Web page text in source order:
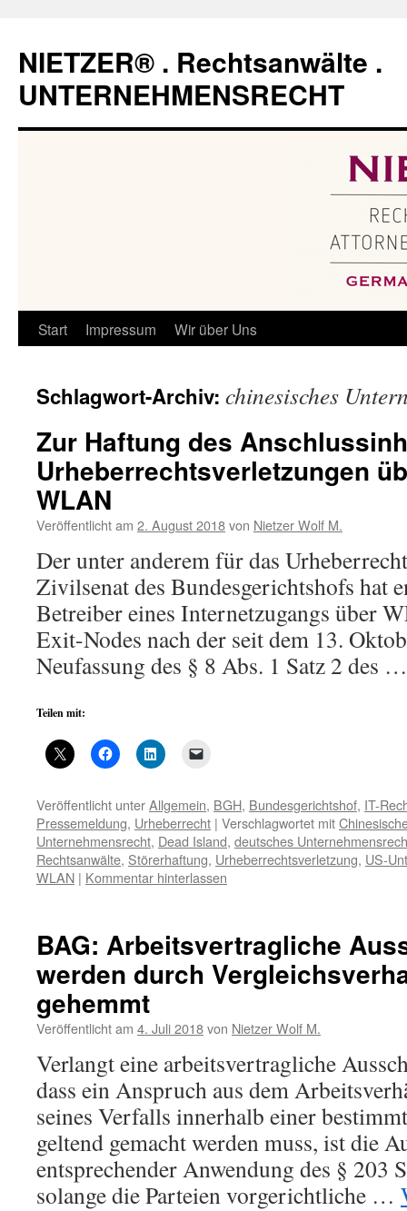
springen
NIETZER® . Rechtsanwälte .
UNTERNEHMENSRECHT
Start Impressum Wir über Uns
Schlagwort-Archiv: chinesisches
Zur Haftung des
Urheberrechtsverletzungen
WLAN
Veröffentlicht am 2. August 2018von Nietzer Wolf M.
Der unter anderem für das
Zivilsenat des Bundesgerichtshofs hat
Betreiber eines Internetzugangs über
Exit-Nodes nach der seit dem 13.
Neufassung des § 8 Abs. 1 Satz 2 des
Teilen mit:
Veröffentlicht unterAllgemein, BGH, Bundesgerichtshof, IT-
Pressemeldung, Urheberrecht | Verschlagwortet mit
Unternehmensrecht, Dead Island, deutsches
Rechtsanwälte, Störerhaftung, Urheberrechtsverletzung, US-
WLAN | Kommentar hinterlassen
BAG: Arbeitsvertragliche
werden durch
gehemmt
Veröffentlicht am 4. Juli 2018von Nietzer Wolf M.
Verlangt eine arbeitsvertragliche
dass ein Anspruch aus dem
seines Verfalls innerhalb einer
geltend gemacht werden muss, ist die
entsprechender Anwendung des § 203
solange die Parteien vorgerichtliche …